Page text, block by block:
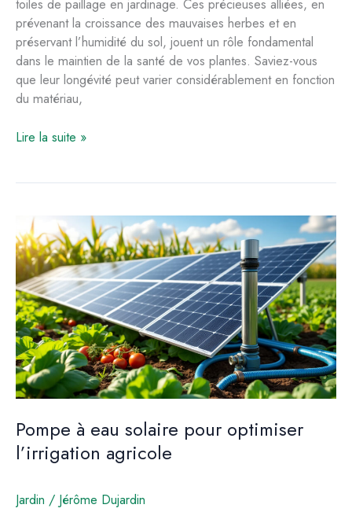
toiles de paillage en jardinage. Ces précieuses alliées, en
prévenant la croissance des mauvaises herbes et en
préservant l’humidité du sol, jouent un rôle fondamental
dans le maintien de la santé de vos plantes. Saviez-vous
que leur longévité peut varier considérablement en fonction
du matériau,
Durée
de
paillage
en
jardinage
Lire la suite »
Pompe à eau solaire pour optimiser
l’irrigation agricole
Jardin / Jérôme Dujardin